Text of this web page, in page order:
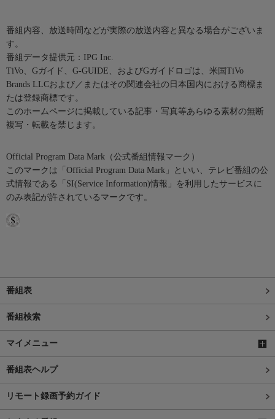
番組内容、放送時間などが実際の放送内容と異なる場合がございま
す。
番組データ提供元：IPG Inc.
TiVo、Gガイド、G-GUIDE、およびGガイドロゴは、米国TiVo
Brands LLCおよび／またはその関連会社の日本国内における商標ま
たは登録商標です。
このホームページに掲載している記事・写真等あらゆる素材の無断
複写・転載を禁じます。
Official Program Data Mark（公式番組情報マーク）
このマークは「Official Program Data Mark」といい、テレビ番組の公
式情報である「SI(Service Information)情報」を利用したサービスに
のみ表記が許されているマークです。
番組表
番組検索
マイメニュー
番組表ヘルプ
リモート録画予約ガイド